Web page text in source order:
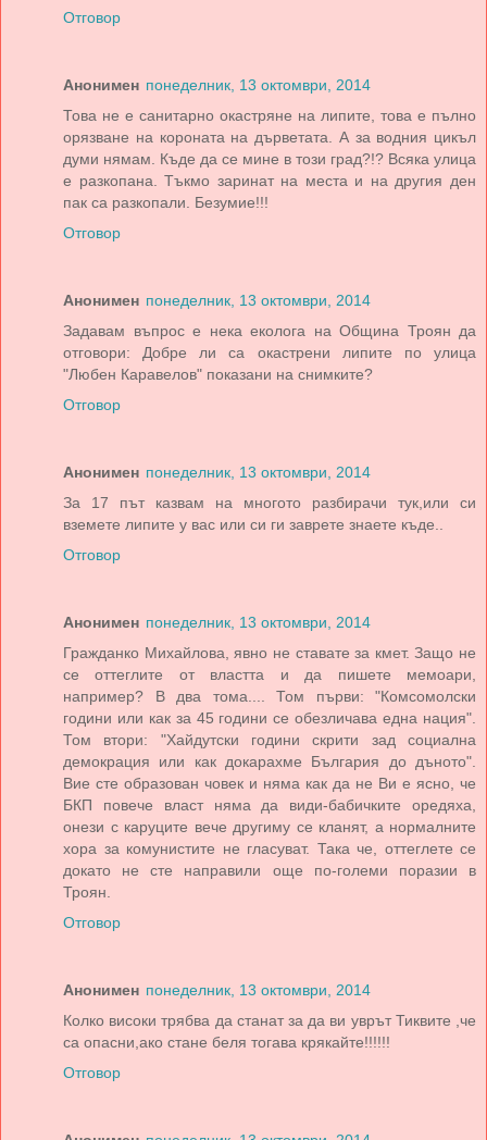
Отговор
Анонимен понеделник, 13 октомври, 2014
Това не е санитарно окастряне на липите, това е пълно
орязване на короната на дърветата. А за водния цикъл
думи нямам. Къде да се мине в този град?!? Всяка улица
е разкопана. Тъкмо заринат на места и на другия ден
пак са разкопали. Безумие!!!
Отговор
Анонимен понеделник, 13 октомври, 2014
Задавам въпрос е нека еколога на Община Троян да
отговори: Добре ли са окастрени липите по улица
"Любен Каравелов" показани на снимките?
Отговор
Анонимен понеделник, 13 октомври, 2014
За 17 път казвам на многото разбирачи тук,или си
вземете липите у вас или си ги заврете знаете къде..
Отговор
Анонимен понеделник, 13 октомври, 2014
Гражданко Михайлова, явно не ставате за кмет. Защо не
се оттеглите от властта и да пишете мемоари,
например? В два тома.... Том първи: "Комсомолски
години или как за 45 години се обезличава една нация".
Том втори: "Хайдутски години скрити зад социална
демокрация или как докарахме България до дъното".
Вие сте образован човек и няма как да не Ви е ясно, че
БКП повече власт няма да види-бабичките оредяха,
онези с каруците вече другиму се кланят, а нормалните
хора за комунистите не гласуват. Така че, оттеглете се
докато не сте направили още по-големи поразии в
Троян.
Отговор
Анонимен понеделник, 13 октомври, 2014
Колко високи трябва да станат за да ви уврът Тиквите ,че
са опасни,ако стане беля тогава крякайте!!!!!!
Отговор